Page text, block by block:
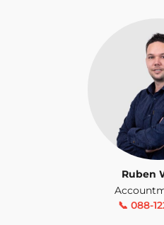
Ruben
📞 088-